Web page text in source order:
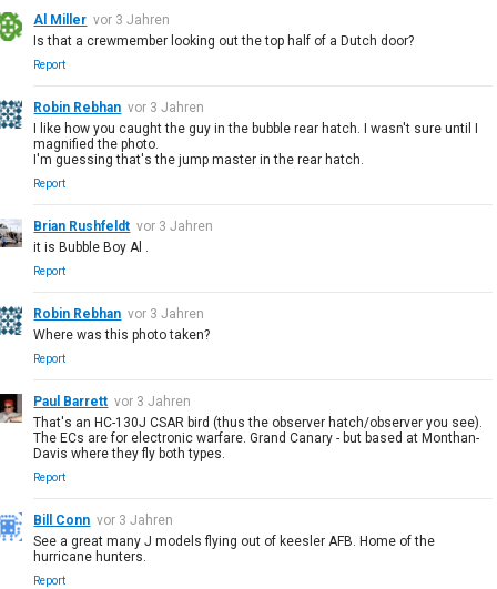
Al Miller vor 3 Jahren
Is that a crewmember looking out the top half of a Dutch door?
Report
Robin Rebhan vor 3 Jahren
I like how you caught the guy in the bubble rear hatch. I wasn't sure until I
magnified the photo.
I'm guessing that's the jump master in the rear hatch.
Report
Brian Rushfeldt vor 3 Jahren
it is Bubble Boy Al .
Report
Robin Rebhan vor 3 Jahren
Where was this photo taken?
Report
Paul Barrett vor 3 Jahren
That's an HC-130J CSAR bird (thus the observer hatch/observer you see).
The ECs are for electronic warfare. Grand Canary - but based at Monthan-
Davis where they fly both types.
Report
Bill Conn vor 3 Jahren
See a great many J models flying out of keesler AFB. Home of the
hurricane hunters.
Report